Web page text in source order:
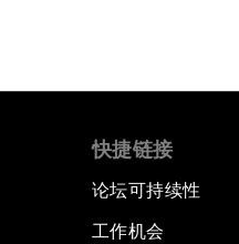
快捷链接
论坛可持续性
工作机会